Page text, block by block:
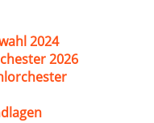
2024
2026